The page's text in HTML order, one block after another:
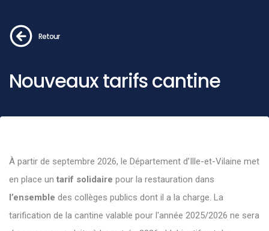
Retour
Nouveaux tarifs cantine
À partir de septembre 2026, le Département d’Ille-et-Vilaine met
en place un tarif solidaire pour la restauration dans
l’ensemble des collèges publics dont il a la charge. La
tarification de la cantine valable pour l'année 2025/2026 ne sera